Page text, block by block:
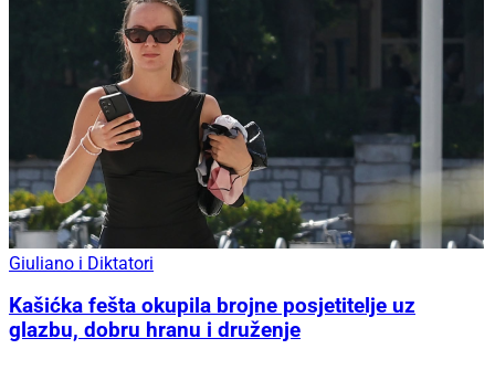
Giuliano i Diktatori
Kašićka fešta okupila brojne posjetitelje uz
glazbu, dobru hranu i druženje